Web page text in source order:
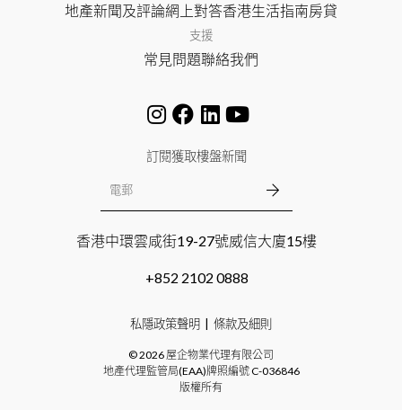
地產新聞及評論網上對答香港生活指南房貸
支援
常見問題聯絡我們
訂閱獲取樓盤新聞
香港中環雲咸街19-27號威信大廈15樓
+852 2102 0888
私隱政策聲明 條款及細則
©2026 屋企物業代理有限公司
地產代理監管局(EAA)牌照編號C-036846
版權所有